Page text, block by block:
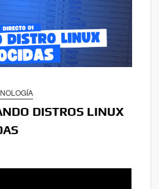
DISTROS LINUX